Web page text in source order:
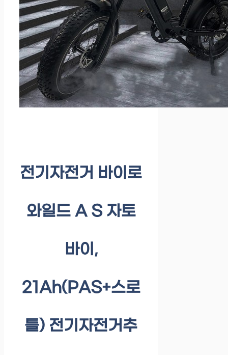
전기자전거 바이로
와일드 A S 자토
바이,
21Ah(PAS+스로
틀) 전기자전거추